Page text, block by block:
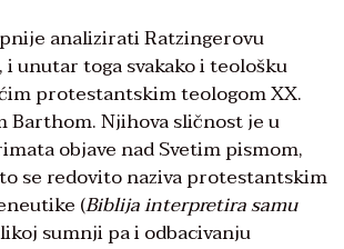
analizirati Ratzingerovu
unutar toga svakako i teološku
protestantskim teologom XX.
Barthom. Njihova sličnost je u
objave nad Svetim pismom,
se redovito naziva protestantskim
(Biblija interpretira samu
sumnji pa i odbacivanju